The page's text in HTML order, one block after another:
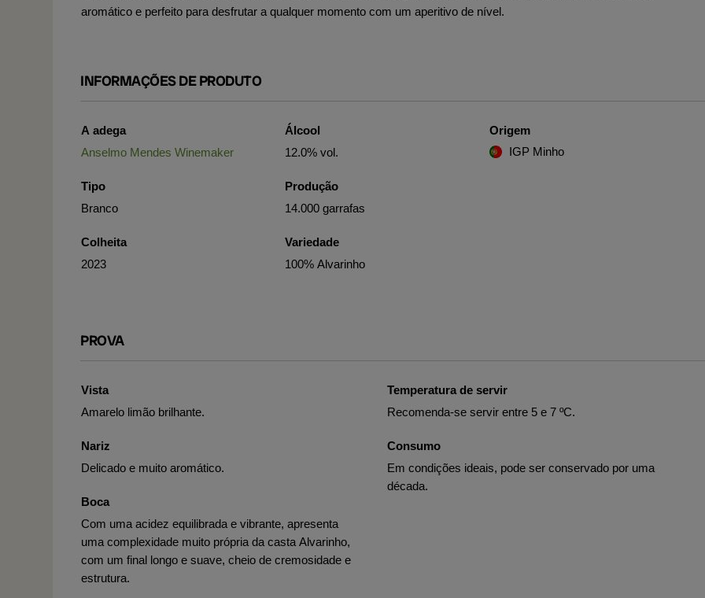
aromático e perfeito para desfrutar a qualquer momento com um aperitivo de nível.
INFORMAÇÕES DE PRODUTO
A adega
Anselmo Mendes Winemaker
Tipo
Branco
Colheita
2023
Álcool
12.0% vol.
Produção
14.000 garrafas
Variedade
100% Alvarinho
Origem
IGP Minho
PROVA
Vista
Amarelo limão brilhante.
Nariz
Delicado e muito aromático.
Boca
Com uma acidez equilibrada e vibrante, apresenta
uma complexidade muito própria da casta Alvarinho,
com um final longo e suave, cheio de cremosidade e
estrutura.
Temperatura de servir
Recomenda-se servir entre 5 e 7 ºC.
Consumo
Em condições ideais, pode ser conservado por uma
década.